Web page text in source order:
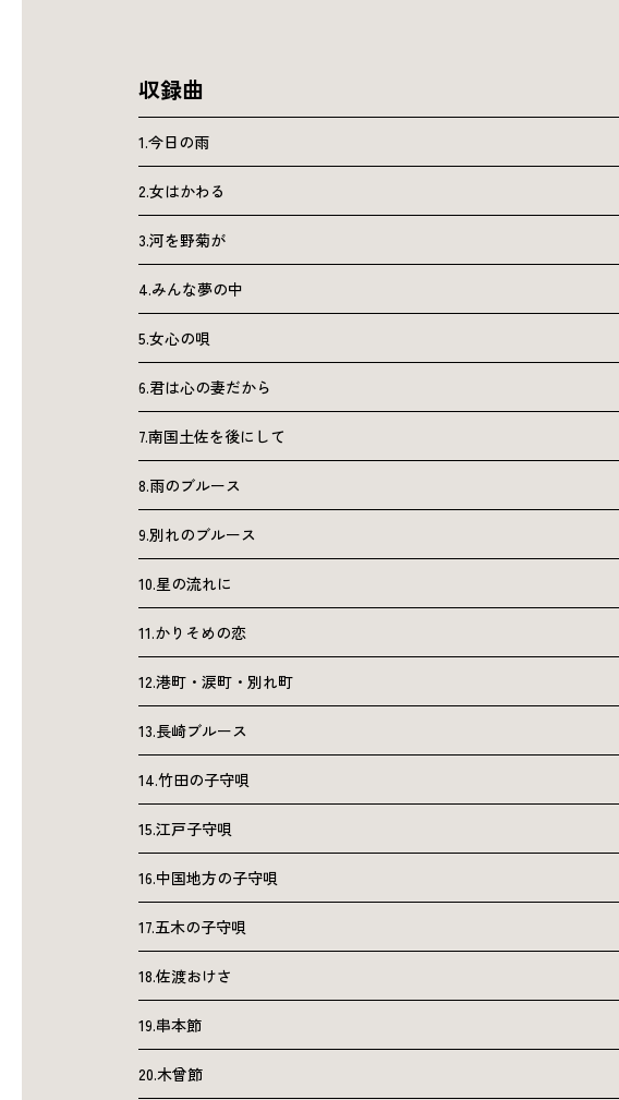
収録曲
1.今日の雨
2.女はかわる
3.河を野菊が
4.みんな夢の中
5.女心の唄
6.君は心の妻だから
7.南国土佐を後にして
8.雨のブルース
9.別れのブルース
10.星の流れに
11.かりそめの恋
12.港町・涙町・別れ町
13.長崎ブルース
14.竹田の子守唄
15.江戸子守唄
16.中国地方の子守唄
17.五木の子守唄
18.佐渡おけさ
19.串本節
20.木曾節